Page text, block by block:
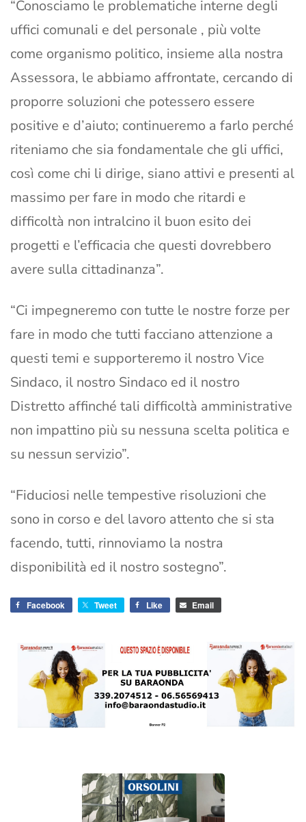
“Conosciamo le problematiche interne degli
uffici comunali e del personale , più volte
come organismo politico, insieme alla nostra
Assessora, le abbiamo affrontate, cercando di
proporre soluzioni che potessero essere
positive e d’aiuto; continueremo a farlo perché
riteniamo che sia fondamentale che gli uffici,
così come chi li dirige, siano attivi e presenti al
massimo per fare in modo che ritardi e
difficoltà non intralcino il buon esito dei
progetti e l’efficacia che questi dovrebbero
avere sulla cittadinanza”.
“Ci impegneremo con tutte le nostre forze per
fare in modo che tutti facciano attenzione a
questi temi e supporteremo il nostro Vice
Sindaco, il nostro Sindaco ed il nostro
Distretto affinché tali difficoltà amministrative
non impattino più su nessuna scelta politica e
su nessun servizio”.
“Fiduciosi nelle tempestive risoluzioni che
sono in corso e del lavoro attento che si sta
facendo, tutti, rinnoviamo la nostra
disponibilità ed il nostro sostegno”.
Facebook Tweet Like Email